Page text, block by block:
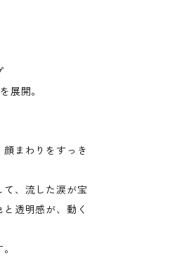
展開。
まわりをすっき
て、流した涙が宝
透明感が、動く